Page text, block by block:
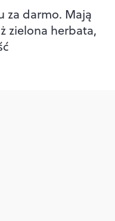
za darmo. Mają
zielona herbata,